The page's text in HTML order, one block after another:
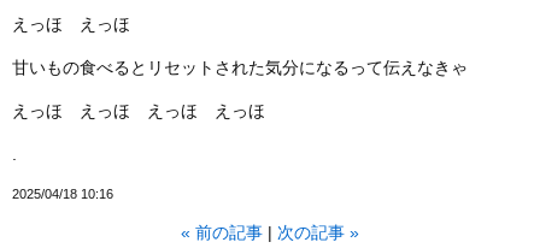
えっほ えっほ
甘いもの食べるとリセットされた気分になるって伝えなきゃ
えっほ えっほ えっほ えっほ
2025/04/18 10:16
« 前の記事 次の記事 »